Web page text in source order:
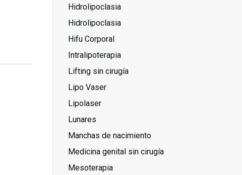
Hidrolipoclasia
Hidrolipoclasia
Hifu Corporal
Intralipoterapia
Lifting sin cirugía
Lipo Vaser
Lipolaser
Lunares
Manchas de nacimiento
Medicina genital sin cirugía
Mesoterapia